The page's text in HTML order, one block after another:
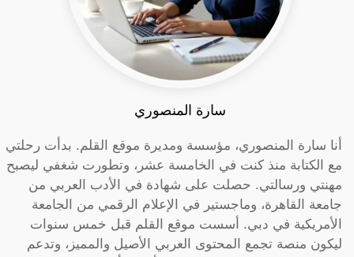
سارة المنصوري
أنا سارة المنصوري، مؤسسة ومديرة موقع القلم. بدأت رحلتي
مع الكتابة منذ كنت في الخامسة عشر، وتطورت شغفي ليصبح
مهنتي ورسالتي. حصلت على شهادة في الأدب العربي من
جامعة القاهرة، وماجستير في الإعلام الرقمي من الجامعة
الأمريكية في دبي. أسست موقع القلم قبل خمس سنوات
ليكون منصة تجمع المحتوى العربي الأصيل والمميز، وتدعم